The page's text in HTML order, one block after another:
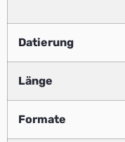
Datierung
Länge
Formate